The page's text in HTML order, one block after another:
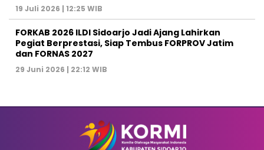
19 Juli 2026 | 12:25 WIB
FORKAB 2026 ILDI Sidoarjo Jadi Ajang Lahirkan
Pegiat Berprestasi, Siap Tembus FORPROV Jatim
dan FORNAS 2027
29 Juni 2026 | 22:12 WIB